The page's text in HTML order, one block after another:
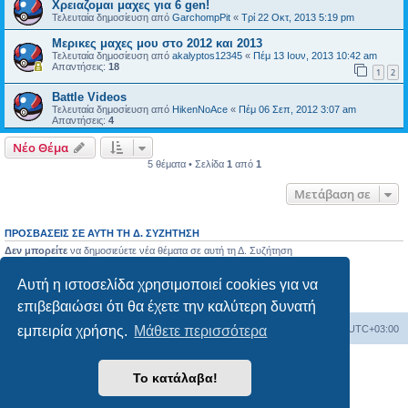
Αυτή η ιστοσελίδα χρησιμοποιεί cookies για να
επιβεβαιώσει ότι θα έχετε την καλύτερη δυνατή
εμπειρία χρήσης. Μάθετε περισσότερα
Το κατάλαβα!
Χρειαζομαι μαχες για 6 gen!
Τελευταία δημοσίευση από GarchompPit « Τρί 22 Οκτ, 2013 5:19 pm
Μερικες μαχες μου στο 2012 και 2013
Τελευταία δημοσίευση από akalyptos12345 « Πέμ 13 Ιουν, 2013 10:42 am
Απαντήσεις: 18 1 2
Battle Videos
Τελευταία δημοσίευση από HikenNoAce « Πέμ 06 Σεπ, 2012 3:07 am
Απαντήσεις: 4
Νέο Θέμα
5 θέματα • Σελίδα 1 από 1
Μετάβαση σε
ΠΡΟΣΒΆΣΕΙΣ ΣΕ ΑΥΤΉ ΤΗ Δ. ΣΥΖΉΤΗΣΗ
Δεν μπορείτε να δημοσιεύετε νέα θέματα σε αυτή τη Δ. Συζήτηση
Δεν μπορείτε
να επεξεργάζεστε τις δημοσιεύσεις σας σε αυτή τη Δ. Συζήτηση
Δεν μπορείτενα διαγράφετε τις δημοσιεύσεις σας σε αυτή τη Δ. Συζήτηση
Δεν μπορείτενα επισυνάπτετε αρχεία σε αυτή τη Δ. Συζήτηση
Ευρετήριο Δ. Συζήτησης Όλοι οι χρόνοι είναι UTC+03:00
Δημιουργήθηκε απόphpBB® Forum Software © phpBB Limited
phpbbgr.com